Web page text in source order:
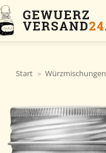
Start » Würzmischungen